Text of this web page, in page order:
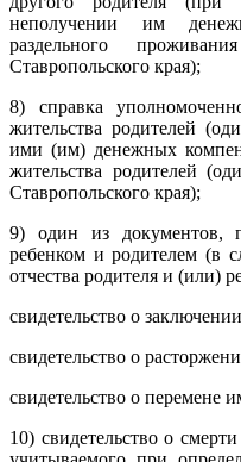
неполучении им
раздельного
Ставропольского края);
8) справка
жительства родителей
ими (им) денежных
жительства родителей
Ставропольского края);
9) один из документов,
ребенком и родителем (в
отчества родителя и (или)
свидетельство о
свидетельство о
свидетельство о перемене
10) свидетельство о